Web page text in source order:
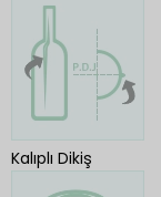
Kalıplı Dikiş